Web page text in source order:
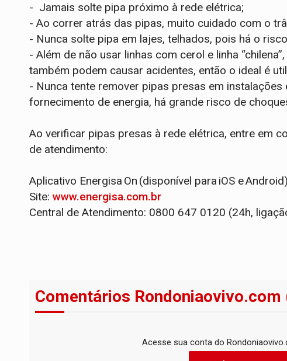
- Jamais solte pipa próximo à rede elétrica;
- Ao correr atrás das pipas, muito cuidado com o
- Nunca solte pipa em lajes, telhados, pois há o
- Além de não usar linhas com cerol e linha
também podem causar acidentes, então o ideal é
- Nunca tente remover pipas presas em
fornecimento de energia, há grande risco de
Ao verificar pipas presas à rede elétrica, entre em
de atendimento:
Aplicativo Energisa On (disponível para iOS e
Site: www.energisa.com.br
Central de Atendimento: 0800 647 0120 (24h,
Comentários Rondoniaovivo.com
Acesse sua conta do